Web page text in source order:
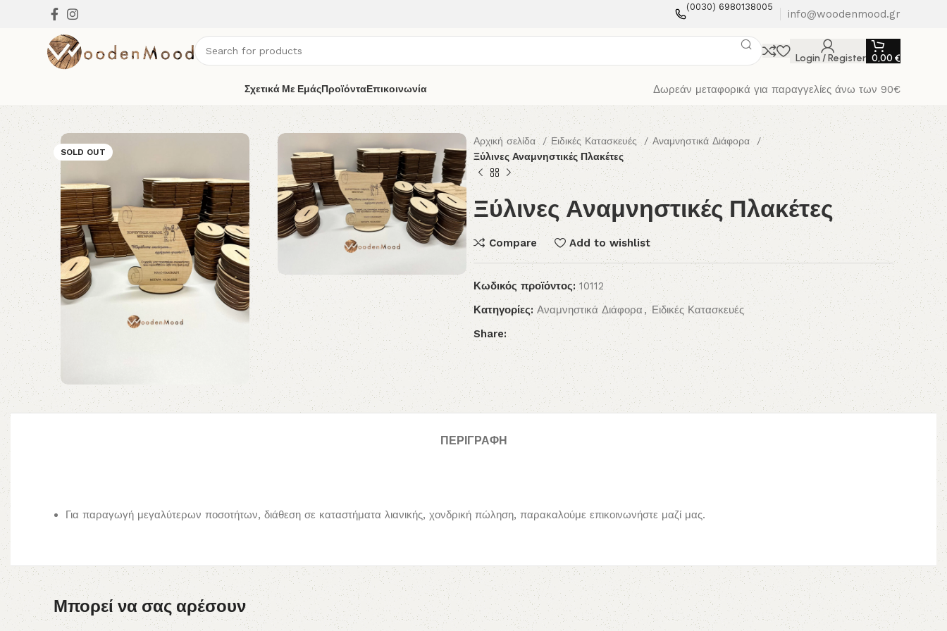
(0030) 6980138005
info@woodenmood.gr
Login / Register 0,00 €
Σχετικά Με ΕμάςΠροϊόνταΕπικοινωνία Δωρεάν μεταφορικά για παραγγελίες άνω των 90€
SOLD OUT
Αρχική σελίδα Ειδικές Κατασκευές
Αναμνηστικά Διάφορα
Ξύλινες Αναμνηστικές Πλακέτες
Ξύλινες Αναμνηστικές Πλακέτες
Compare Add to wishlist
Κωδικός προϊόντος: 10112
Κατηγορίες: Αναμνηστικά Διάφορα , Ειδικές Κατασκευές
Share:
ΠΕΡΙΓΡΑΦΉ
Για παραγωγή μεγαλύτερων ποσοτήτων, διάθεση σε καταστήματα λιανικής, χονδρική πώληση, παρακαλούμε επικοινωνήστε μαζί μας.
Μπορεί να σας αρέσουν